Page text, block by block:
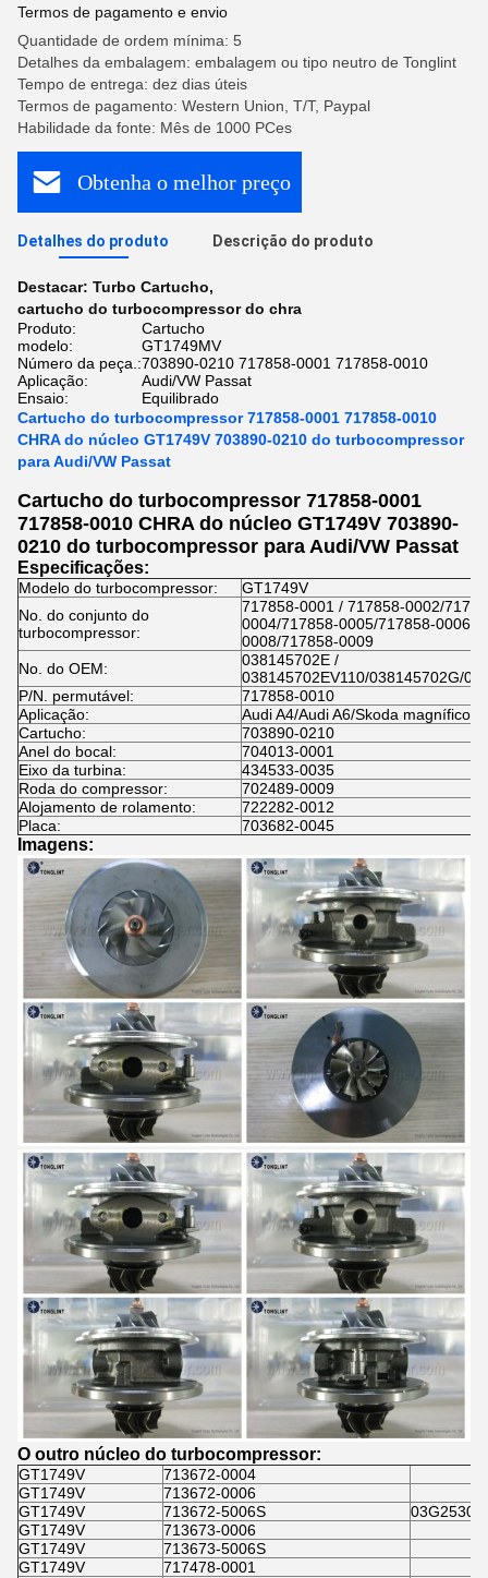
Termos de pagamento e envio
Quantidade de ordem mínima: 5
Detalhes da embalagem: embalagem ou tipo neutro de Tonglint
Tempo de entrega: dez dias úteis
Termos de pagamento: Western Union, T/T, Paypal
Habilidade da fonte: Mês de 1000 PCes
Obtenha o melhor preço
Detalhes do produto Descrição do produto
Destacar: Turbo Cartucho,
cartucho do turbocompressor do chra
Produto:
Cartucho
modelo:
GT1749MV
Número da peça.:703890-0210 717858-0001 717858-0010
Aplicação:
Audi/VW Passat
Ensaio:
Equilibrado
Cartucho do turbocompressor 717858-0001 717858-0010
CHRA do núcleo GT1749V 703890-0210 do turbocompressor
para Audi/VW Passat
Cartucho do turbocompressor 717858-0001
717858-0010 CHRA do núcleo GT1749V 703890-
0210 do turbocompressor para Audi/VW Passat
Especificações:
Modelo do turbocompressor:
GT1749V
No. do conjunto do
turbocompressor:
717858-0001 / 717858-0002/
0004/717858-0005/717858-0006/
0008/717858-0009
No. do OEM:
038145702E /
038145702EV110/038145702G/
P/N. permutável:
717858-0010
Aplicação:
Audi A4/Audi A6/Skoda magnífico/
Cartucho:
703890-0210
Anel do bocal:
704013-0001
Eixo da turbina:
434533-0035
Roda do compressor:
702489-0009
Alojamento de rolamento:
722282-0012
Placa:
703682-0045
Imagens:
O outro núcleo do turbocompressor:
GT1749V
713672-0004
GT1749V
713672-0006
GT1749V
713672-5006S
GT1749V
713673-0006
GT1749V
713673-5006S
GT1749V
717478-0001